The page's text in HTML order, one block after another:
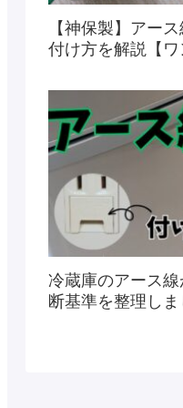
【神保製】アー
付け方を解説【ワ
冷蔵庫のアース
断基準を整理しま